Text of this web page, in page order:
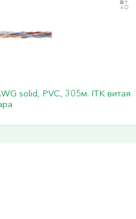
solid, PVC, 305м. ITK витая